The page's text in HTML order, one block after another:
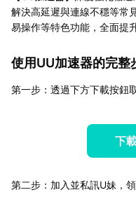
解決高延遲與連線不穩等常
易操作等特色功能，全面提
使用UU加速器的完整
第一步：透過下方下載按鈕
下
第二步：加入並私訊U妹，